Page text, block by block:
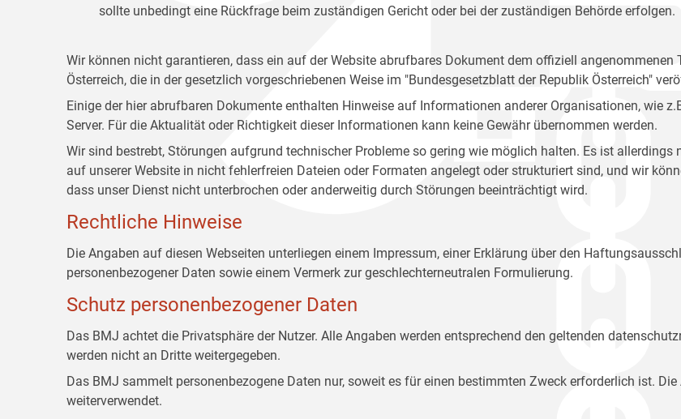
sollte unbedingt eine Rückfrage beim zuständigen Gericht oder bei der zuständigen Behörde erfolgen.
Wir können nicht garantieren, dass ein auf der Website abrufbares Dokument dem offiziell angenommenen
Österreich, die in der gesetzlich vorgeschriebenen Weise im "Bundesgesetzblatt der Republik Österreich"
Einige der hier abrufbaren Dokumente enthalten Hinweise auf Informationen anderer Organisationen, wie
Server. Für die Aktualität oder Richtigkeit dieser Informationen kann keine Gewähr übernommen werden.
Wir sind bestrebt, Störungen aufgrund technischer Probleme so gering wie möglich halten. Es ist
auf unserer Website in nicht fehlerfreien Dateien oder Formaten angelegt oder strukturiert sind, und wir
dass unser Dienst nicht unterbrochen oder anderweitig durch Störungen beeinträchtigt wird.
Rechtliche Hinweise
Die Angaben auf diesen Webseiten unterliegen einem Impressum, einer Erklärung über den
personenbezogener Daten sowie einem Vermerk zur geschlechterneutralen Formulierung.
Schutz personenbezogener Daten
Das BMJ achtet die Privatsphäre der Nutzer. Alle Angaben werden entsprechend den geltenden
werden nicht an Dritte weitergegeben.
Das BMJ sammelt personenbezogene Daten nur, soweit es für einen bestimmten Zweck erforderlich ist.
weiterverwendet.